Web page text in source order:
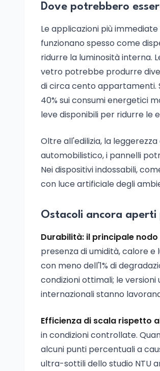
Dove potrebbero
Le applicazioni più
funzionano spesso come
ridurre la luminosità interna.
vetro potrebbe produrre
di circa cento appartamenti.
40% sui consumi energetici
leve disponibili per ridurre le
Oltre all'edilizia, la
automobilistico, i pannelli
Nei dispositivi indossabili,
con luce artificiale degli
Ostacoli ancora aperti
Durabilità: il principale
presenza di umidità, calore
con meno dell'1% di
condizioni ottimali; le
internazionali stanno
Efficienza di scala rispetto
in condizioni controllate.
alcuni punti percentuali a
ultra-sottili dello studio NTU